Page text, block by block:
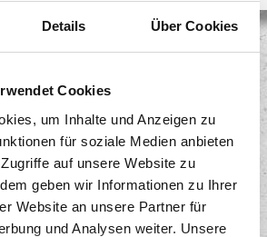
Details Über Cookies
Cookies
um Inhalte und Anzeigen zu
für soziale Medien anbieten
auf unsere Website zu
geben wir Informationen zu Ihrer
Website an unsere Partner für
und Analysen weiter. Unsere
bezahlen keine Versandkosten!
Sicherheitssoftware ausgestattet.
von 14 Tagen kostenlos zurück.